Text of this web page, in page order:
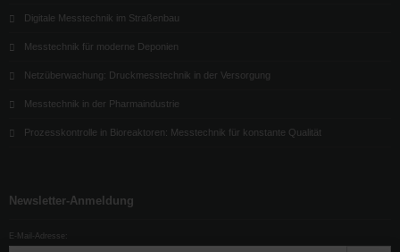
Digitale Messtechnik im Straßenbau
Messtechnik für moderne Deponien
Netzüberwachung: Druckmesstechnik in der Versorgung
Messtechnik in der Pharmaindustrie
Prozesskontrolle in Bioreaktoren: Messtechnik für konstante Qualität
Newsletter-Anmeldung
E-Mail-Adresse: